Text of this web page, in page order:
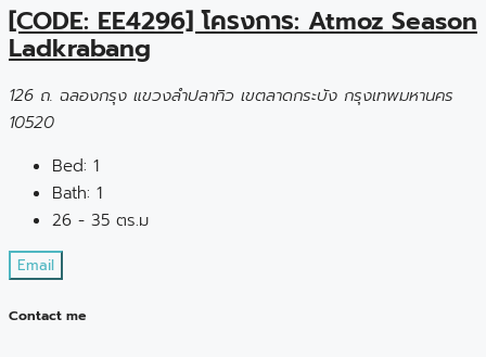
[CODE: EE4296] โครงการ: Atmoz Season
Ladkrabang
126 ถ. ฉลองกรุง แขวงลำปลาทิว เขตลาดกระบัง กรุงเทพมหานคร
10520
Bed: 1
Bath: 1
26 - 35 ตร.ม
Email
Contact me